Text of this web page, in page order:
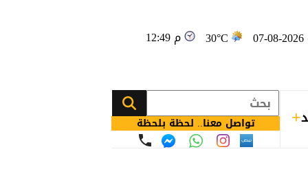
30°C 12:49 م
تواصل معنا.. لحظة بلحظة